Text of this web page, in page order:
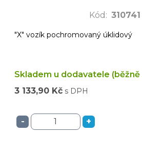
Kód : 310741
"X" vozík pochromovaný úklidový
Skladem u dodavatele (běžně
3 133,90 Kč s DPH
- +